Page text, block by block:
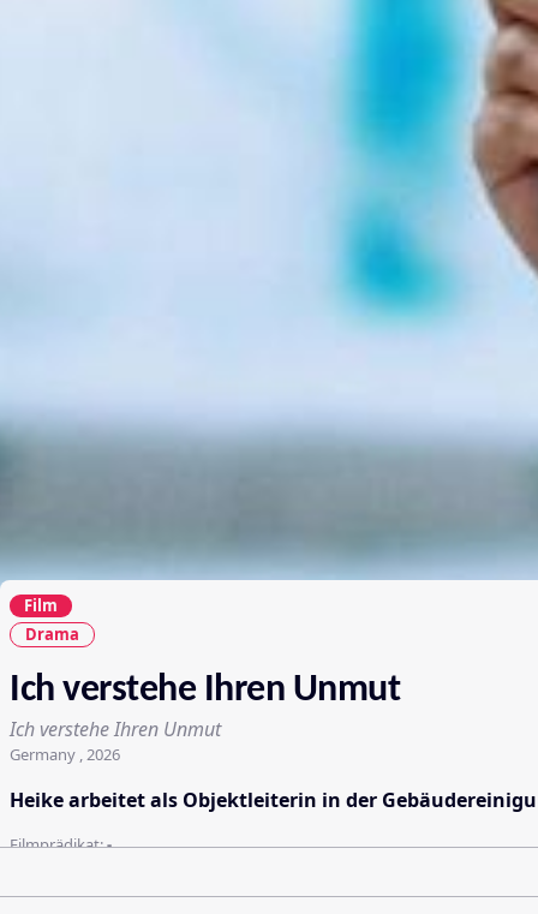
Film
Drama
Ich verstehe Ihren Unmut
Ich verstehe Ihren Unmut
Germany , 2026
Heike arbeitet als Objektleiterin in der
Filmprädikat:-